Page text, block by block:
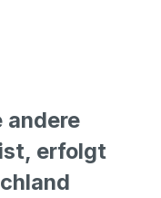
andere
erfolgt